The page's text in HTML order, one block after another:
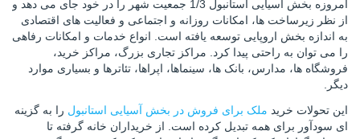
امروزه بخش آسیایی استانبول 1/3 جمعیت شهر را در خود جای می دهد و
از نظر زیرساخت ها، امکانات روزانه و اجتماعی و فعالیت های اقتصادی
به اندازه بخش اروپایی توسعه یافته است. انواع خدمات و امکانات رفاهی
را می توان به راحتی پیدا کرد. مراکز تجاری بزرگ، مراکز خرید،
فروشگاه ها، مدارس، بانک ها، سینماها، اپراها، تئاترها و بسیاری موارد
دیگر.
این تحولات خرید ملک برای فروش در بخش آسیایی استانبول را به گزینه
ای سودآور برای همه تبدیل کرده است. از خریداران خانه گرفته تا